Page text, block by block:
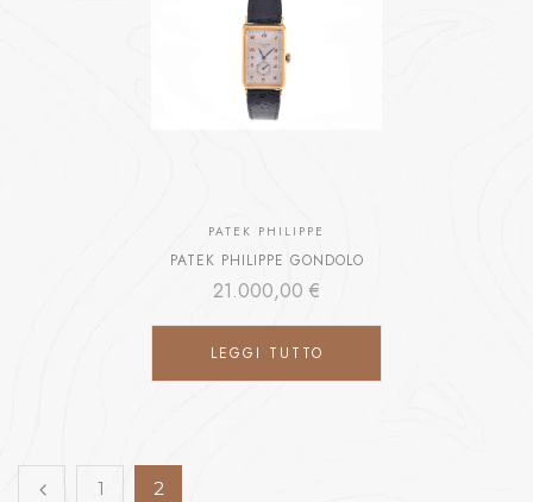
PATEK PHILIPPE
PATEK PHILIPPE GONDOLO
21.000,00 €
LEGGI TUTTO
1 2